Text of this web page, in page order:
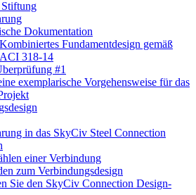
Dokumentation
Kombiniertes Fundamentdesign gemäß
ACI 318-14
#1
exemplarische Vorgehensweise für das
in das SkyCiv Steel Connection
einer Verbindung
zum Verbindungsdesign
Sie den SkyCiv Connection Design-